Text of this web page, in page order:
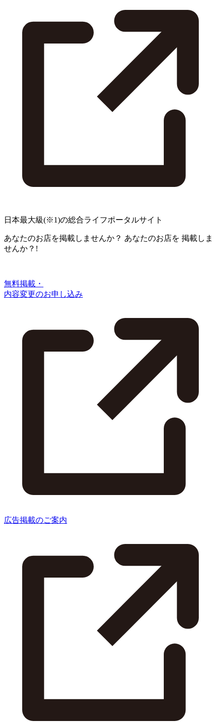
日本最大級(※1)の総合ライフポータルサイト
あなたのお店を掲載しませんか？ あなたのお店を 掲載しま
せんか？!
無料掲載・
内容変更のお申し込み
広告掲載のご案内